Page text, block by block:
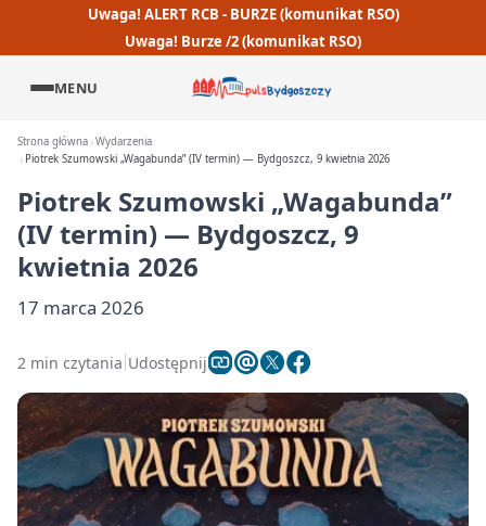
Uwaga! ALERT RCB - BURZE (komunikat RSO)
Uwaga! Burze /2 (komunikat RSO)
MENU
Strona główna Wydarzenia
Piotrek Szumowski „Wagabunda” (IV termin) — Bydgoszcz, 9 kwietnia 2026
Piotrek Szumowski „Wagabunda”
(IV termin) — Bydgoszcz, 9
kwietnia 2026
17 marca 2026
2 min czytania Udostępnij